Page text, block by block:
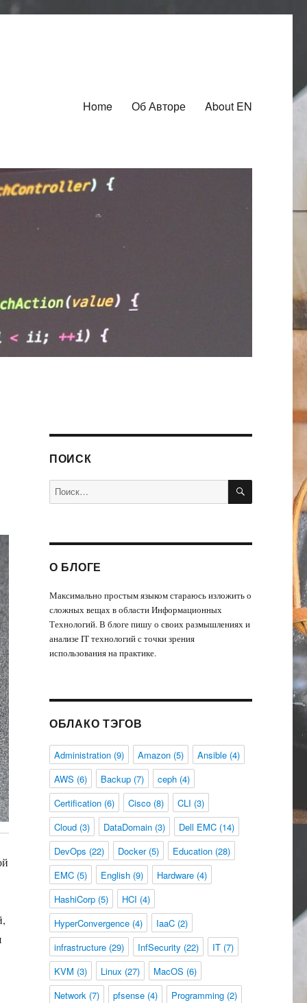
Home Об Авторе About EN
ПОИСК
Искать: ПОИСК
О БЛОГЕ
Максимально простым языком стараюсь изложить о
сложных вещах в области Информационных
Технологий. В блоге пишу о своих размышлениях и
анализе IT технологий с точки зрения
использования на практике.
ОБЛАКО ТЭГОВ
Administration(9) Amazon(5) Ansible(4)
AWS (6) Backup(7) ceph(4)
Certification(6) Cisco(8) CLI (3)
Cloud(3) DataDomain(3) Dell EMC(14)
DevOps (22) Docker(5) Education(28)
EMC(5) English(9) Hardware(4)
HashiCorp(5) HCI (4)
HyperConvergence(4) IaaC(2)
infrastructure(29) InfSecurity (22) IT(7)
KVM (3) Linux (27) MacOS (6)
Network(7) pfsense(4) Programming(2)